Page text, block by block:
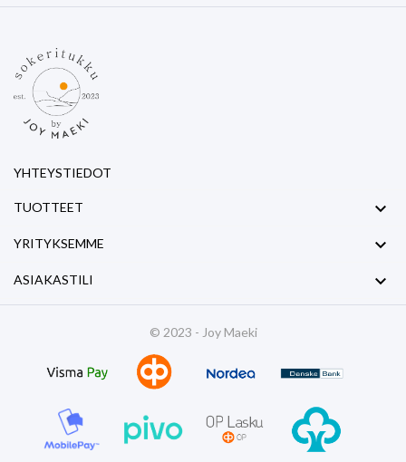
YHTEYSTIEDOT
TUOTTEET 
YRITYKSEMME 
ASIAKASTILI 
© 2023 - Joy Maeki